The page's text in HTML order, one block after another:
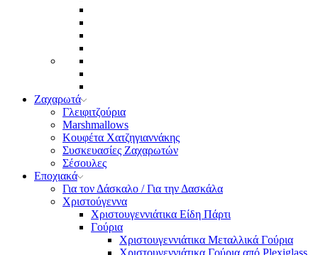
Ζαχαρωτά
Γλειφιτζούρια
Marshmallows
Κουφέτα Χατζηγιαννάκης
Συσκευασίες Ζαχαρωτών
Σέσουλες
Εποχιακά
Για τον Δάσκαλο / Για την Δασκάλα
Χριστούγεννα
Χριστουγεννιάτικα Είδη Πάρτι
Γούρια
Χριστουγεννιάτικα Μεταλλικά Γούρια
Χριστουγεννιάτικα Γούρια από Plexiglass